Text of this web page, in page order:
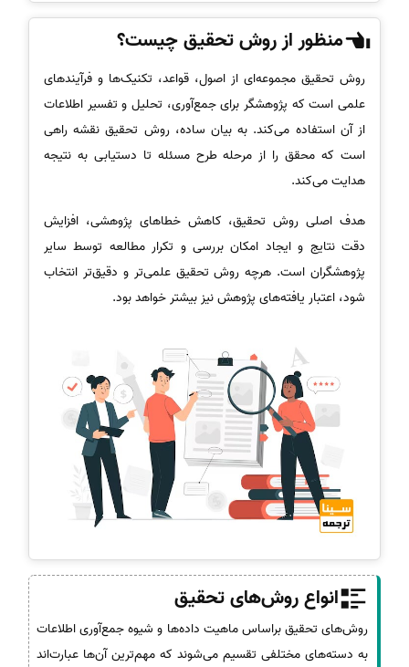
منظور از روش تحقیق چیست؟
روش تحقیق مجموعه‌ای از اصول، قواعد، تکنیک‌ها و فرآیندهای
علمی است که پژوهشگر برای جمع‌آوری، تحلیل و تفسیر اطلاعات
از آن استفاده می‌کند. به بیان ساده، روش تحقیق نقشه راهی
است که محقق را از مرحله طرح مسئله تا دستیابی به نتیجه
هدایت می‌کند.
هدف اصلی روش تحقیق، کاهش خطاهای پژوهشی، افزایش
دقت نتایج و ایجاد امکان بررسی و تکرار مطالعه توسط سایر
پژوهشگران است. هرچه روش تحقیق علمی‌تر و دقیق‌تر انتخاب
شود، اعتبار یافته‌های پژوهش نیز بیشتر خواهد بود.
انواع روش‌های تحقیق
روش‌های تحقیق براساس ماهیت داده‌ها و شیوه جمع‌آوری اطلاعات
به دسته‌های مختلفی تقسیم می‌شوند که مهم‌ترین آن‌ها عبارت‌اند